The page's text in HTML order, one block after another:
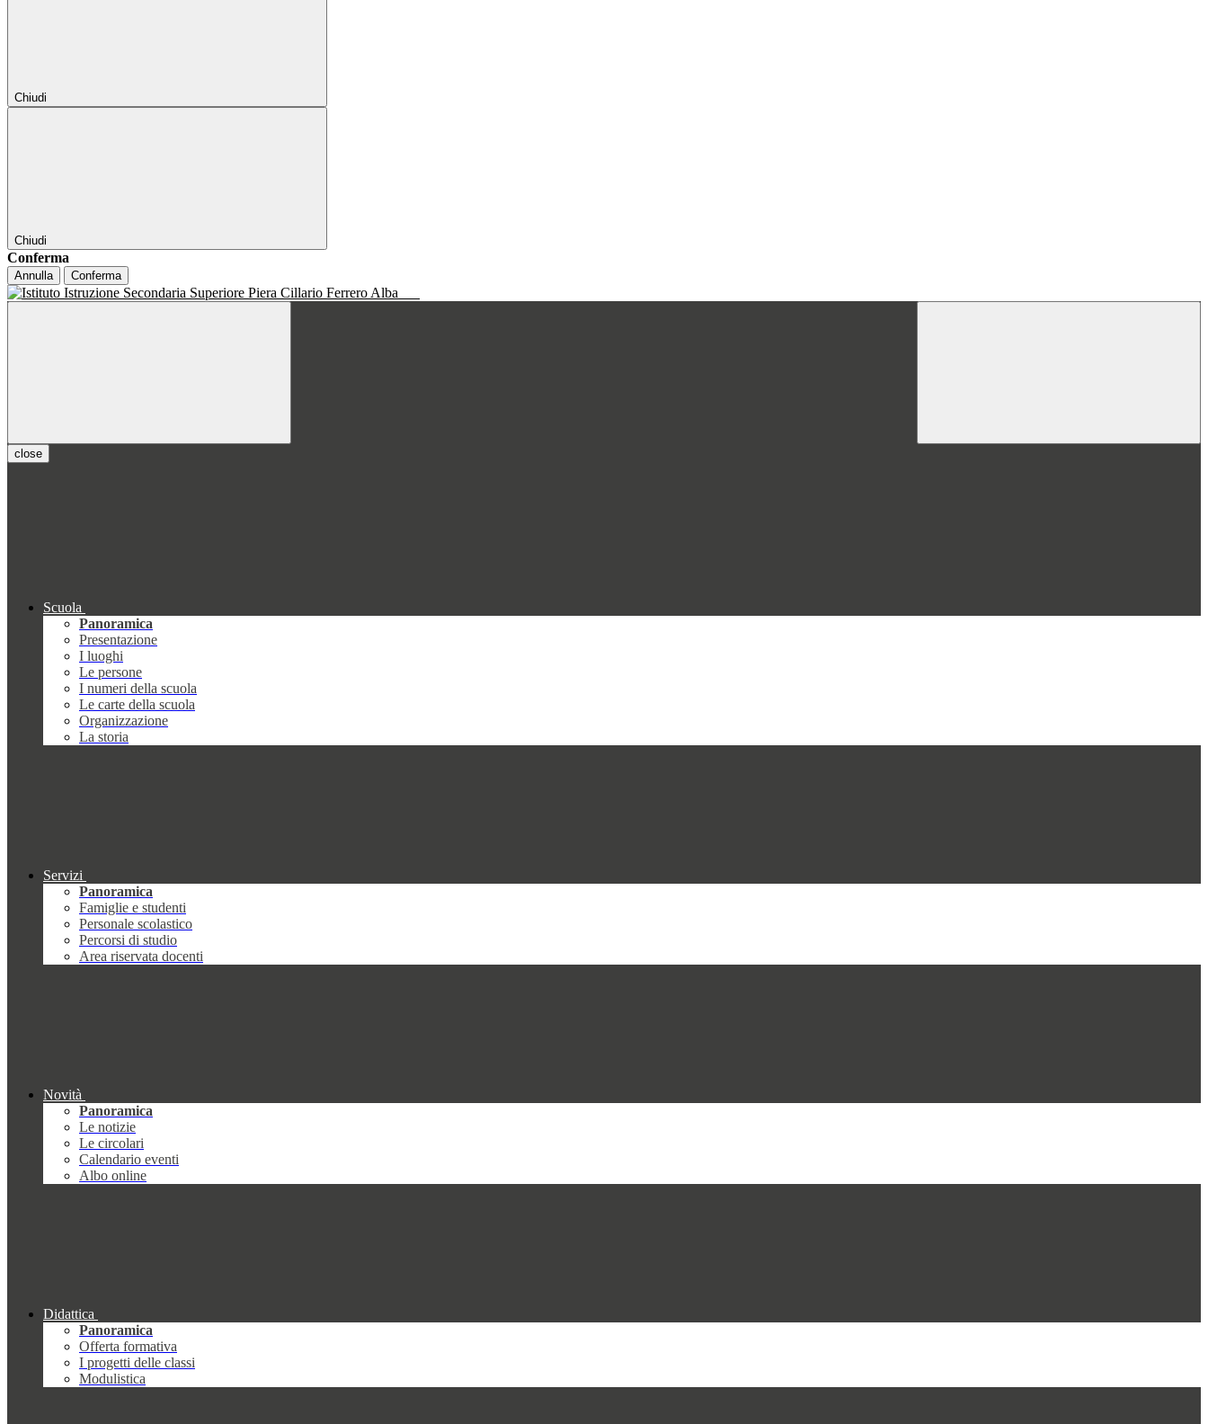
Chiudi
Chiudi
Conferma
Annulla Conferma
close
Scuola
Panoramica
Presentazione
I luoghi
Le persone
I numeri della scuola
Le carte della scuola
Organizzazione
La storia
Servizi
Panoramica
Famiglie e studenti
Personale scolastico
Percorsi di studio
Area riservata docenti
Novità
Panoramica
Le notizie
Le circolari
Calendario eventi
Albo online
Didattica
Panoramica
Offerta formativa
I progetti delle classi
Modulistica